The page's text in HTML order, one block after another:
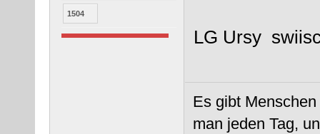
1504
LG Ursy
Es gibt
man jeden Tag,